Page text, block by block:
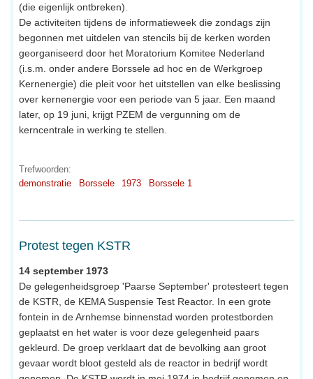
(die eigenlijk ontbreken).
De activiteiten tijdens de informatieweek die zondags zijn
begonnen met uitdelen van stencils bij de kerken worden
georganiseerd door het Moratorium Komitee Nederland
(i.s.m. onder andere Borssele ad hoc en de Werkgroep
Kernenergie) die pleit voor het uitstellen van elke beslissing
over kernenergie voor een periode van 5 jaar. Een maand
later, op 19 juni, krijgt PZEM de vergunning om de
kerncentrale in werking te stellen.
Trefwoorden:
demonstratie
Borssele 1973 Borssele 1
Protest tegen KSTR
14 september 1973
De gelegenheidsgroep 'Paarse September' protesteert tegen
de KSTR, de KEMA Suspensie Test Reactor. In een grote
fontein in de Arnhemse binnenstad worden protestborden
geplaatst en het water is voor deze gelegenheid paars
gekleurd. De groep verklaart dat de bevolking aan groot
gevaar wordt bloot gesteld als de reactor in bedrijf wordt